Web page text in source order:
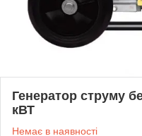
Генератор струму
кВТ
Немає в наявності